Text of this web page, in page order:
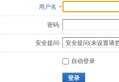
用户名
密码:
安全提问:
自动登录
登录